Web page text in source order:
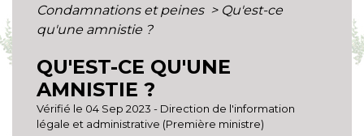
Condamnations et peines > Qu'est-ce
qu'une amnistie ?
QU'EST-CE QU'UNE
AMNISTIE ?
Vérifié le 04 Sep 2023 - Direction de l'information
légale et administrative (Première ministre)